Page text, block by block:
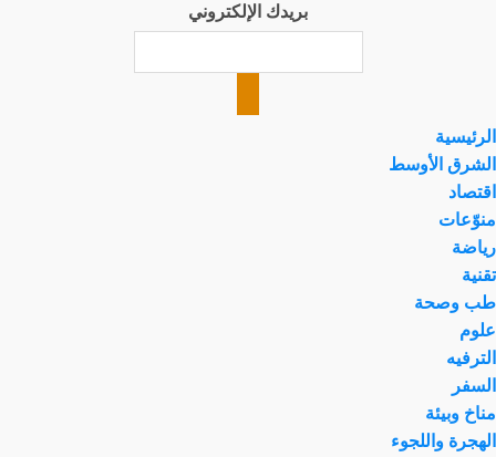
بريدك الإلكتروني
الرئيسية
الشرق الأوسط
اقتصاد
منوّعات
رياضة
تقنية
طب وصحة
علوم
الترفيه
السفر
مناخ وبيئة
الهجرة واللجوء